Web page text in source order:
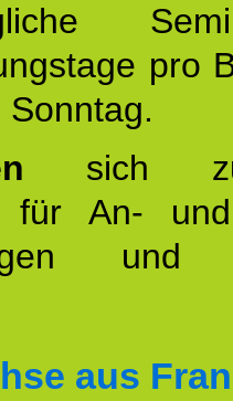
pro
sich
für An-
und
aus